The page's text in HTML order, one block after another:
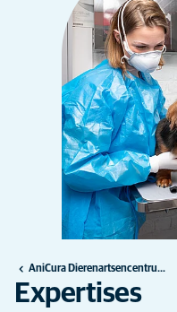
AniCura Dierenartsencentrum Hond en Kat te Deinze
Expertises